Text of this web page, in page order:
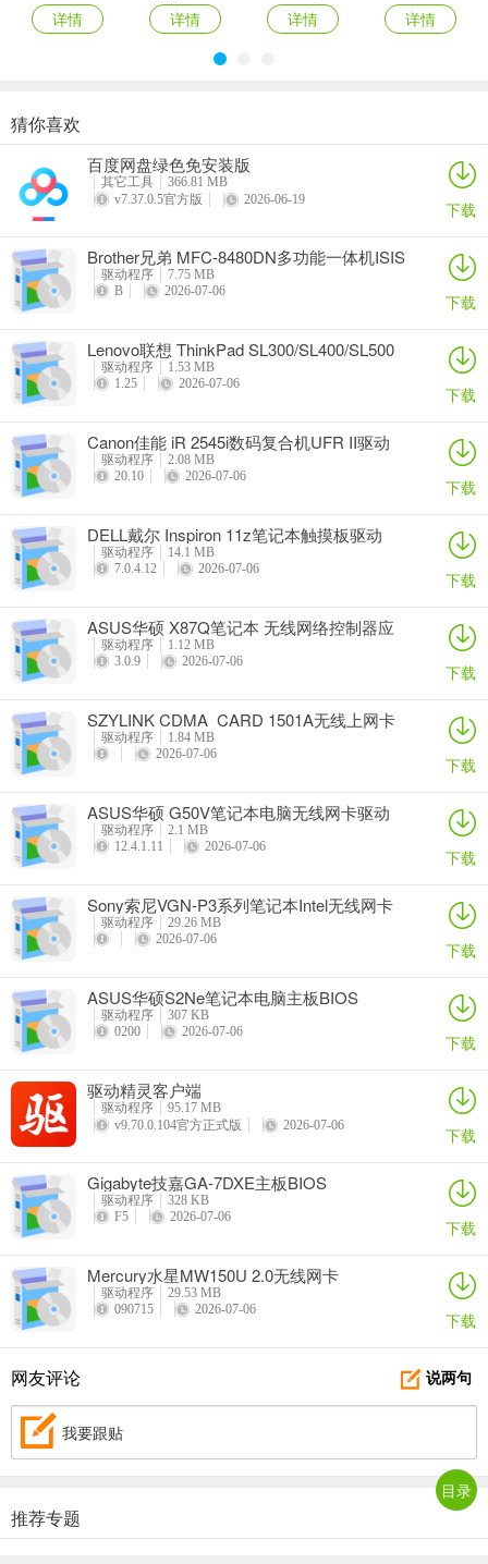
详情
详情
详情
详情
奥睿科PAS3062-2E/PAS3062-2S/PAS3064-2S2E系列扩展卡驱动
详情
Canon佳能 PowerShot A310 WIA驱动
详情
AMD Mobility Radeon HD 2000/HD 3000/HD 4000/HD 5000系列移动显卡催化剂驱动
映泰Hi-Fi H77S 5.x主板BIOS
猜你喜欢
百度网盘绿色免安装版
其它工具
366.81 MB
v7.37.0.5官方版
2026-06-19 下载
Brother兄弟 MFC-8480DN多功能一体机ISIS
驱动
驱动程序
7.75 MB
B
2026-07-06 下载
Lenovo联想 ThinkPad SL300/SL400/SL500
笔记本BIOS
驱动程序
1.53 MB
1.25
2026-07-06 下载
Canon佳能 iR 2545i数码复合机UFR II驱动
驱动程序
2.08 MB
20.10
2026-07-06 下载
DELL戴尔 Inspiron 11z笔记本触摸板驱动
驱动程序
14.1 MB
7.0.4.12
2026-07-06 下载
ASUS华硕 X87Q笔记本 无线网络控制器应
用程序
驱动程序
1.12 MB
3.0.9
2026-07-06 下载
SZYLINK CDMA_CARD 1501A无线上网卡
驱动程序
1.84 MB
2026-07-06
下载
ASUS华硕 G50V笔记本电脑无线网卡驱动
驱动程序
2.1 MB
12.4.1.11
2026-07-06 下载
Sony索尼VGN-P3系列笔记本Intel无线网卡
驱动
驱动程序
29.26 MB
2026-07-06
下载
ASUS华硕S2Ne笔记本电脑主板BIOS
驱动程序
307 KB
0200
2026-07-06 下载
驱动精灵客户端
驱动程序
95.17 MB
v9.70.0.104官方正式版
2026-07-06 下载
Gigabyte技嘉GA-7DXE主板BIOS
驱动程序
328 KB
F5
2026-07-06 下载
Mercury水星MW150U 2.0无线网卡
驱动程序
29.53 MB
090715
2026-07-06 下载
说两句
网友评论
我要跟贴
推荐专题
目录